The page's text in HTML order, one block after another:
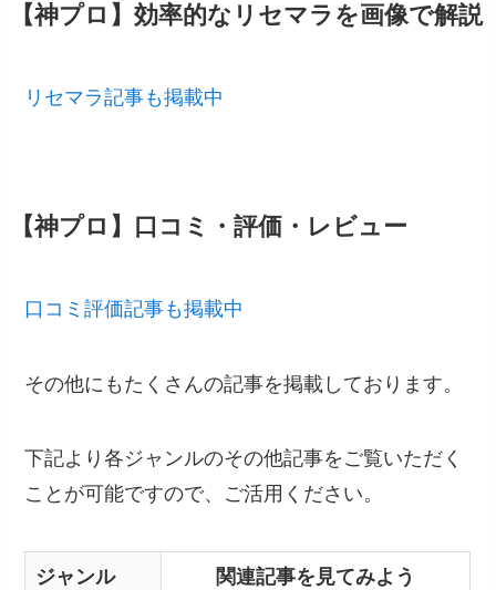
【神プロ】効率的なリセマラを画像で解説
リセマラ記事も掲載中
【神プロ】口コミ・評価・レビュー
口コミ評価記事も掲載中
その他にもたくさんの記事を掲載しております。
下記より各ジャンルのその他記事をご覧いただく
ことが可能ですので、ご活用ください。
ジャンル 関連記事を見てみよう